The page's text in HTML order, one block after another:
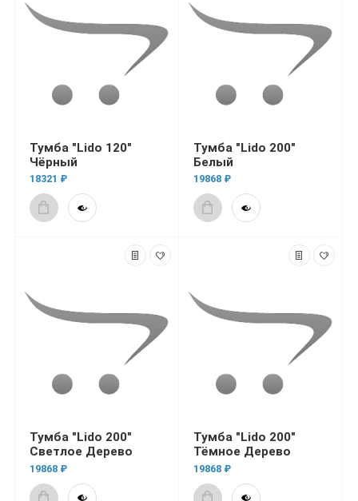
Тумба "Lido 120"
Чёрный
18321 ₽
Тумба "Lido 200"
Белый
19868 ₽
Тумба "Lido 200"
Светлое Дерево
19868 ₽
Тумба "Lido 200"
Тёмное Дерево
19868 ₽